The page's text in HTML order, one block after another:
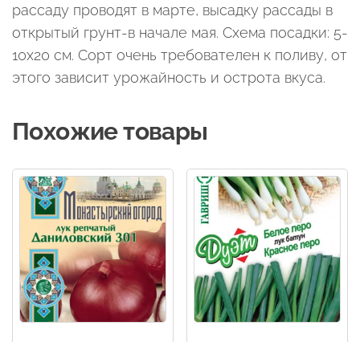
рассаду проводят в марте, высадку рассады в
открытый грунт-в начале мая. Схема посадки: 5-
10х20 см. Сорт очень требователен к поливу, от
этого зависит урожайность и острота вкуса.
Похожие товары